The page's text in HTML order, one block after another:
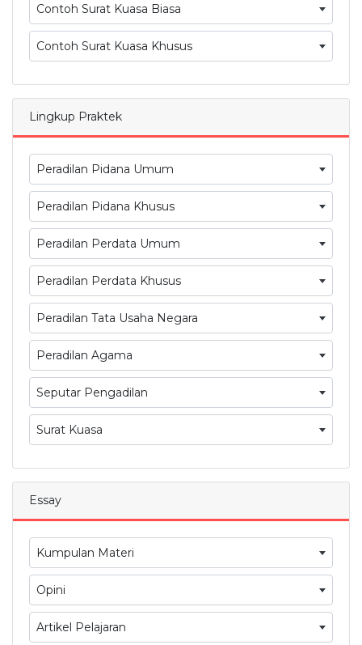
Contoh Surat Kuasa Biasa
Contoh Surat Kuasa Khusus
Lingkup Praktek
Peradilan Pidana Umum
Peradilan Pidana Khusus
Peradilan Perdata Umum
Peradilan Perdata Khusus
Peradilan Tata Usaha Negara
Peradilan Agama
Seputar Pengadilan
Surat Kuasa
Essay
Kumpulan Materi
Opini
Artikel Pelajaran